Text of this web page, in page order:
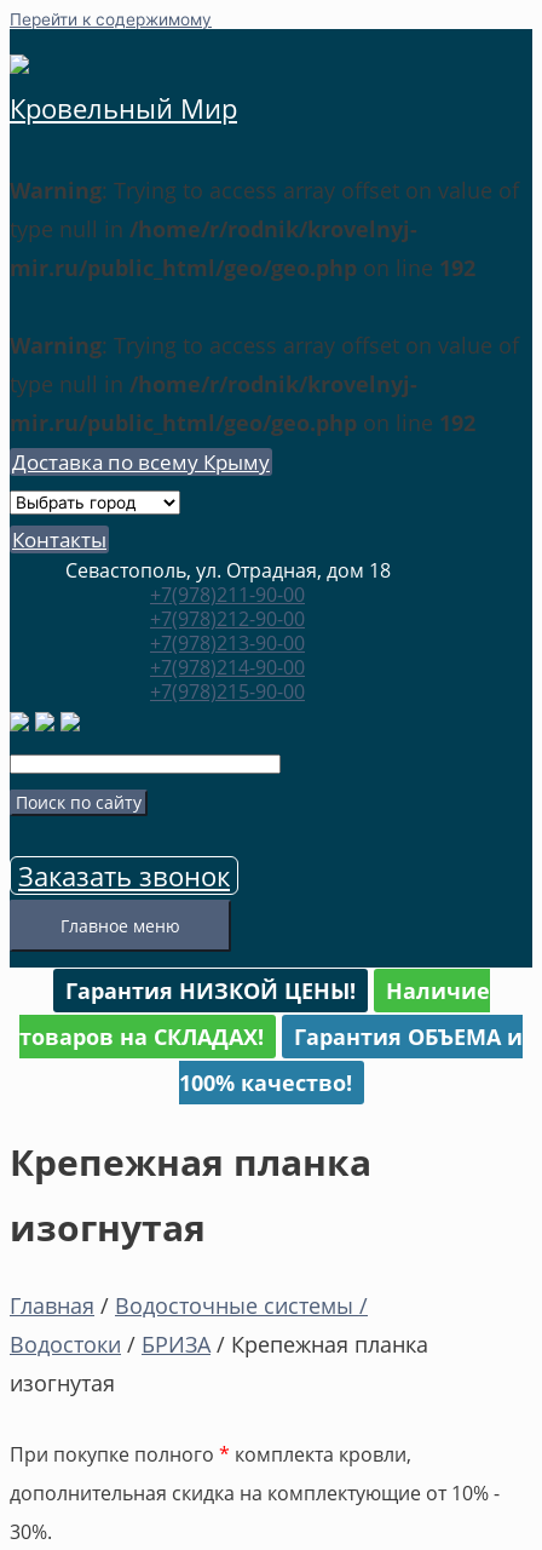
Перейти к содержимому
Кровельный Мир
Warning: Trying to access array offset on value of
type null in /home/r/rodnik/krovelnyj-
mir.ru/public_html/geo/geo.php on line 192
Warning: Trying to access array offset on value of
type null in /home/r/rodnik/krovelnyj-
mir.ru/public_html/geo/geo.php on line 192
Доставка по всему Крыму
Контакты
Севастополь, ул. Отрадная, дом 18
+7(978)211-90-00
+7(978)212-90-00
+7(978)213-90-00
+7(978)214-90-00
+7(978)215-90-00
Заказать звонок
Главное меню
Гарантия НИЗКОЙ ЦЕНЫ!
Наличие
товаров на СКЛАДАХ!
Гарантия ОБЪЕМА и
100% качество!
Крепежная планка
изогнутая
Главная / Водосточные системы /
Водостоки / БРИЗА / Крепежная планка
изогнутая
При покупке полного * комплекта кровли,
дополнительная скидка на комплектующие от 10% -
30%.